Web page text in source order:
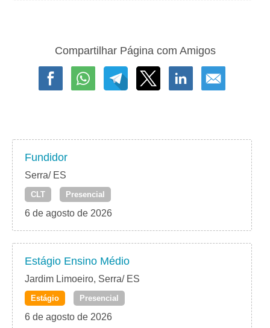
Compartilhar Página com Amigos
Fundidor
Serra/ ES
CLT Presencial
6 de agosto de 2026
Estágio Ensino Médio
Jardim Limoeiro, Serra/ ES
Estágio Presencial
6 de agosto de 2026